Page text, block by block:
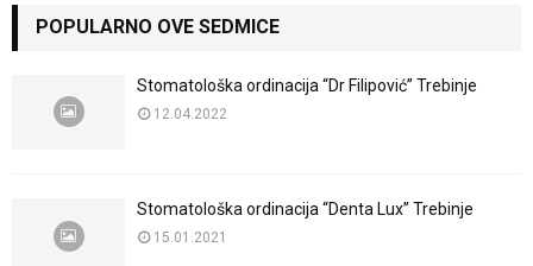
POPULARNO OVE SEDMICE
Stomatološka ordinacija “Dr Filipović” Trebinje
12.04.2022
Stomatološka ordinacija “Denta Lux” Trebinje
15.01.2021